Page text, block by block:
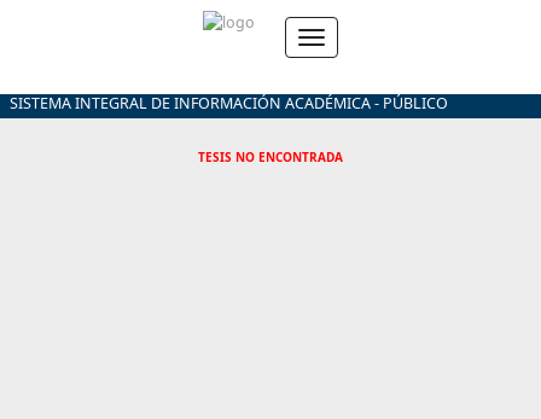
SISTEMA INTEGRAL DE INFORMACIÓN ACADÉMICA - PÚBLICO
TESIS NO ENCONTRADA